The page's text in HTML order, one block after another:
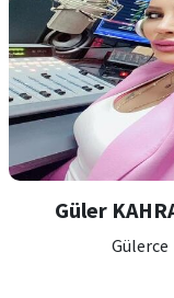
Güler KAHRAMAN
Gülerce